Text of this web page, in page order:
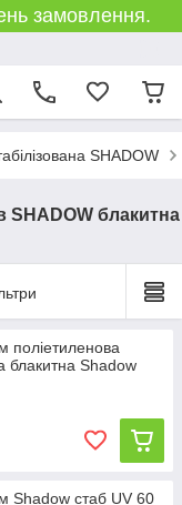
замовлення.
SHADOW
SHADOW блакитна
поліетиленова
блакитна Shadow
Shadow стаб UV 60